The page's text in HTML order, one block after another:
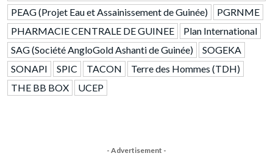
PEAG (Projet Eau et Assainissement de Guinée)
PGRNME
PHARMACIE CENTRALE DE GUINEE
Plan International
SAG (Société AngloGold Ashanti de Guinée)
SOGEKA
SONAPI
SPIC TACON
Terre des Hommes (TDH)
THE BB BOX
UCEP
- Advertisement -